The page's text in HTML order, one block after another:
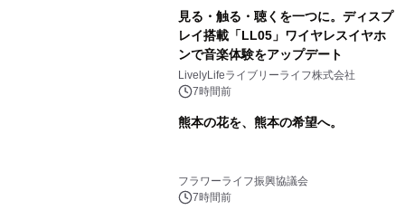
見る・触る・聴くを一つに。ディスプ
レイ搭載「LL05」ワイヤレスイヤホ
ンで音楽体験をアップデート
LivelyLifeライブリーライフ株式会社
7時間前
熊本の花を、熊本の希望へ。
フラワーライフ振興協議会
7時間前